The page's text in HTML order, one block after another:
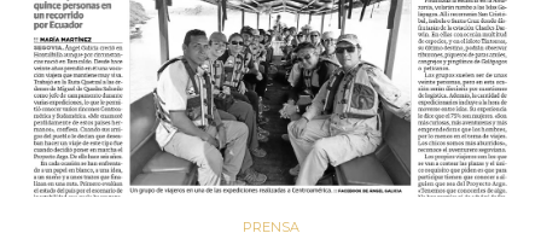
PRENSA